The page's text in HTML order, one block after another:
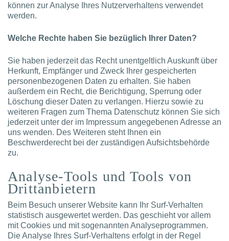
können zur Analyse Ihres Nutzerverhaltens verwendet
werden.
Welche Rechte haben Sie bezüglich Ihrer Daten?
Sie haben jederzeit das Recht unentgeltlich Auskunft über
Herkunft, Empfänger und Zweck Ihrer gespeicherten
personenbezogenen Daten zu erhalten. Sie haben
außerdem ein Recht, die Berichtigung, Sperrung oder
Löschung dieser Daten zu verlangen. Hierzu sowie zu
weiteren Fragen zum Thema Datenschutz können Sie sich
jederzeit unter der im Impressum angegebenen Adresse an
uns wenden. Des Weiteren steht Ihnen ein
Beschwerderecht bei der zuständigen Aufsichtsbehörde
zu.
Analyse-Tools und Tools von
Drittanbietern
Beim Besuch unserer Website kann Ihr Surf-Verhalten
statistisch ausgewertet werden. Das geschieht vor allem
mit Cookies und mit sogenannten Analyseprogrammen.
Die Analyse Ihres Surf-Verhaltens erfolgt in der Regel